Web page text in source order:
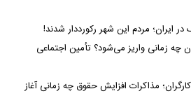
ایران؛ مردم این شهر رکورددار شدند!
چه زمانی واریز می‌شود؟ تأمین اجتماعی
مذاکرات افزایش حقوق چه زمانی آغاز